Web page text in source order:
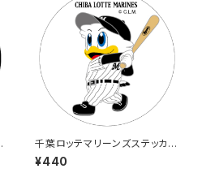
千葉ロッテマリーンズステッカー
8
¥440